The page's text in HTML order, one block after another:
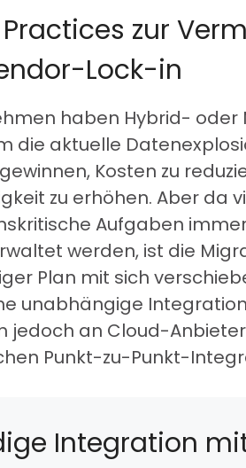
zur
Lock-in
haben Hybrid-
die aktuelle
Kosten zu
zu erhöhen. Aber da
Aufgaben
werden, ist die
Plan mit sich
unabhängige
jedoch an Cloud-
Punkt-zu-Punkt-
Integration